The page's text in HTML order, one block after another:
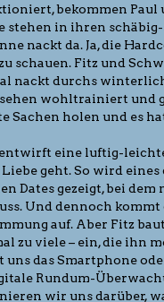
bekommen Paul
stehen in ihren
nackt da. Ja, die
schauen. Fitz und
nackt durchs
wohltrainiert und
Sachen holen und es
eine luftig-
geht. So wird
Dates gezeigt, bei dem
Und dennoch kommt
auf. Aber Fitz
zu viele – ein, die ihn
uns das Smartphone
Rundum-
wir uns darüber,